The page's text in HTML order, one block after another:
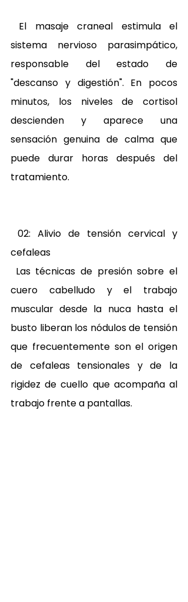
El masaje craneal estimula el
sistema nervioso parasimpático,
responsable del estado de
"descanso y digestión". En pocos
minutos, los niveles de cortisol
descienden y aparece una
sensación genuina de calma que
puede durar horas después del
tratamiento.
02: Alivio de tensión cervical y
cefaleas
Las técnicas de presión sobre el
cuero cabelludo y el trabajo
muscular desde la nuca hasta el
busto liberan los nódulos de tensión
que frecuentemente son el origen
de cefaleas tensionales y de la
rigidez de cuello que acompaña al
trabajo frente a pantallas.